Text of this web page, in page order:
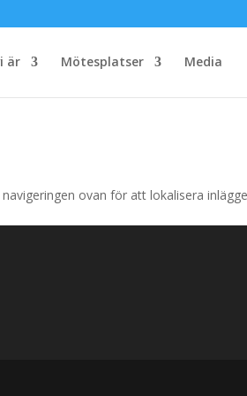
är Mötesplatser Media
ovan för att lokalisera